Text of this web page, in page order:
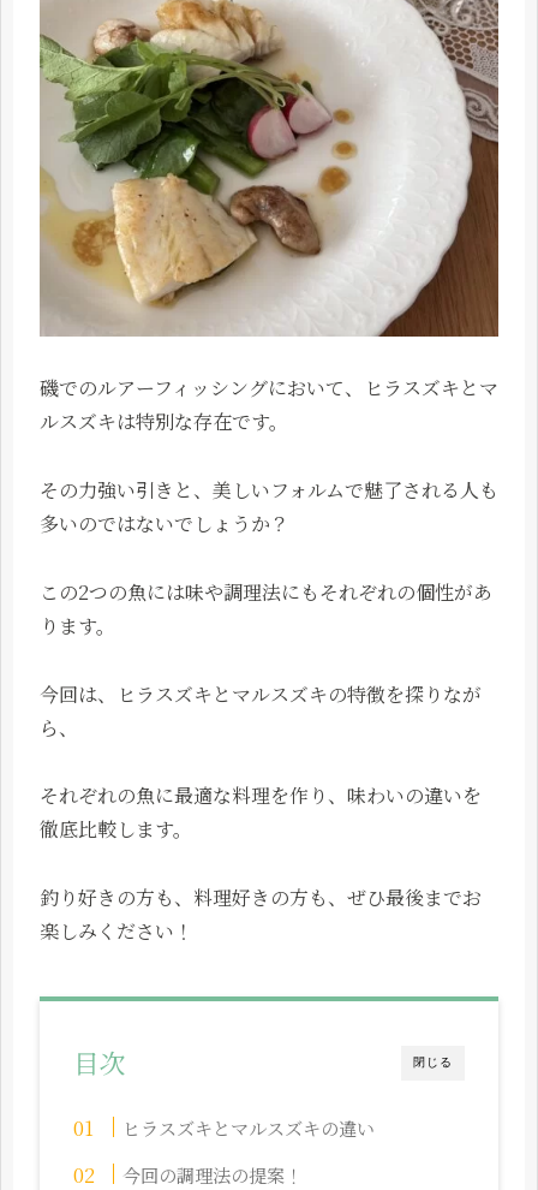
磯でのルアーフィッシングにおいて、ヒラスズキとマ
ルスズキは特別な存在です。
その力強い引きと、美しいフォルムで魅了される人も
多いのではないでしょうか？
この2つの魚には味や調理法にもそれぞれの個性があ
ります。
今回は、ヒラスズキとマルスズキの特徴を探りなが
ら、
それぞれの魚に最適な料理を作り、味わいの違いを
徹底比較します。
釣り好きの方も、料理好きの方も、ぜひ最後までお
楽しみください！
閉じる
目次
ヒラスズキとマルスズキの違い
今回の調理法の提案！